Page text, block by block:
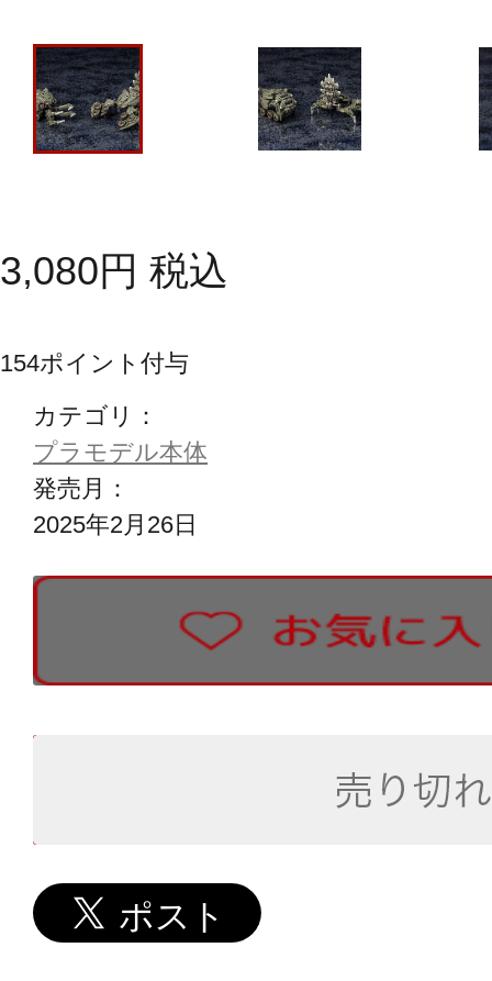
3,080円 税込
154ポイント付与
カテゴリ：
プラモデル本体
発売月：
2025年2月26日